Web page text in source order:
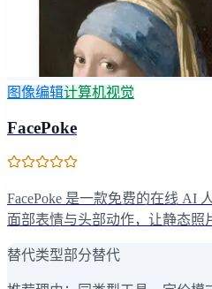
图像编辑计算机视觉
FacePoke
FacePoke 是一款免费的在线 AI
面部表情与头部动作，让静态照
替代类型部分替代